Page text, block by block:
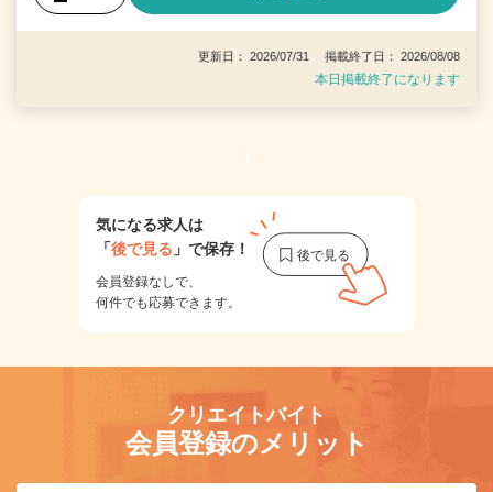
更新日： 2026/07/31 掲載終了日： 2026/08/08
本日掲載終了になります
1
気になる求人は
「後で見る 」で保存！
会員登録なしで、
何件でも応募できます。
クリエイトバイト
会員登録のメリット